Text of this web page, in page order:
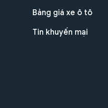
Bảng giá xe ô tô
Tin khuyến mại